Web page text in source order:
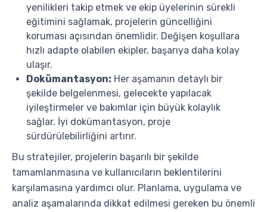
yenilikleri takip etmek ve ekip üyelerinin sürekli
eğitimini sağlamak, projelerin güncelliğini
koruması açısından önemlidir. Değişen koşullara
hızlı adapte olabilen ekipler, başarıya daha kolay
ulaşır.
Dokümantasyon: Her aşamanın detaylı bir
şekilde belgelenmesi, gelecekte yapılacak
iyileştirmeler ve bakımlar için büyük kolaylık
sağlar. İyi dokümantasyon, proje
sürdürülebilirliğini artırır.
Bu stratejiler, projelerin başarılı bir şekilde
tamamlanmasına ve kullanıcıların beklentilerini
karşılamasına yardımcı olur. Planlama, uygulama ve
analiz aşamalarında dikkat edilmesi gereken bu önemli